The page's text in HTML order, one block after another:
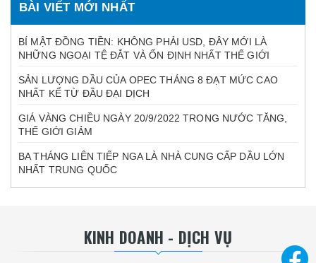
BÀI VIẾT MỚI NHẤT
BÍ MẬT ĐỒNG TIỀN: KHÔNG PHẢI USD, ĐÂY MỚI LÀ
NHỮNG NGOẠI TỆ ĐẮT VÀ ỔN ĐỊNH NHẤT THẾ GIỚI
SẢN LƯỢNG DẦU CỦA OPEC THÁNG 8 ĐẠT MỨC CAO
NHẤT KỂ TỪ ĐẦU ĐẠI DỊCH
GIÁ VÀNG CHIỀU NGÀY 20/9/2022 TRONG NƯỚC TĂNG,
THẾ GIỚI GIẢM
BA THÁNG LIÊN TIẾP NGA LÀ NHÀ CUNG CẤP DẦU LỚN
NHẤT TRUNG QUỐC
KINH DOANH - DỊCH VỤ